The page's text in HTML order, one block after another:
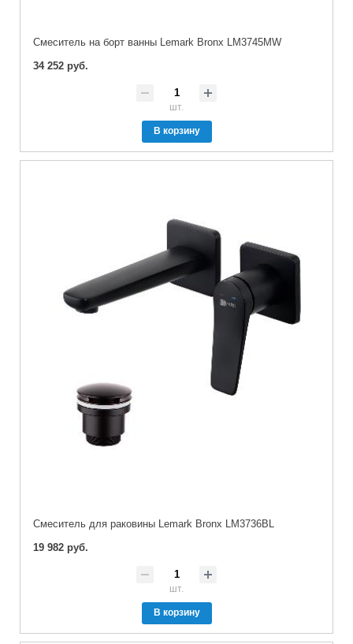
Cмеситель на борт ванны Lemark Bronx LM3745MW
34 252 руб.
шт.
В корзину
Cмеситель для раковины Lemark Bronx LM3736BL
19 982 руб.
шт.
В корзину